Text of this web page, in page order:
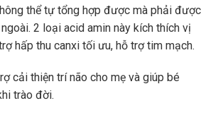
thể tự tổng hợp được mà phải được
2 loại acid amin này kích thích vị
hấp thu canxi tối ưu, hỗ trợ tim mạch.
cải thiện trí não cho mẹ và giúp bé
trào đời.